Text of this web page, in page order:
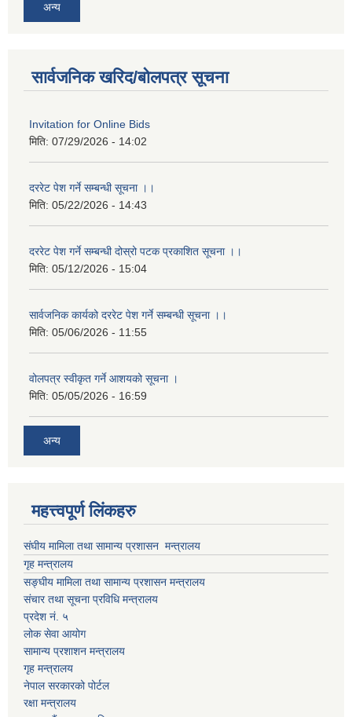
अन्य
सार्वजनिक खरिद/बोलपत्र सूचना
Invitation for Online Bids
मिति: 07/29/2026 - 14:02
दररेट पेश गर्ने सम्बन्धी सूचना ।।
मिति: 05/22/2026 - 14:43
दररेट पेश गर्ने सम्बन्धी दोस्रो पटक प्रकाशित सूचना ।।
मिति: 05/12/2026 - 15:04
सार्वजनिक कार्यको दररेट पेश गर्ने सम्बन्धी सूचना ।।
मिति: 05/06/2026 - 11:55
वोलपत्र स्वीकृत गर्ने आशयको सूचना ।
मिति: 05/05/2026 - 16:59
अन्य
महत्त्वपूर्ण लिंकहरु
संघीय मामिला तथा सामान्य प्रशासन मन्त्रालय
गृह मन्त्रालय
सङ्घीय मामिला तथा सामान्य प्रशासन मन्त्रालय
संचार तथा सूचना प्रविधि मन्त्रालय
प्रदेश नं. ५
लोक सेवा आयोग
सामान्य प्रशाशन मन्त्रालय
गृह मन्त्रालय
नेपाल सरकारको पोर्टल
रक्षा मन्त्रालय